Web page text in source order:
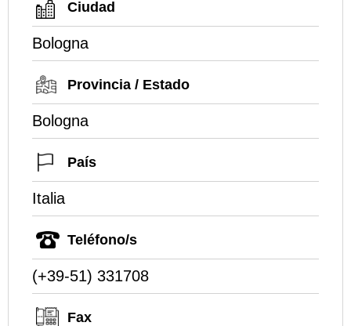
Ciudad
Bologna
Provincia / Estado
Bologna
País
Italia
Teléfono/s
(+39-51) 331708
Fax